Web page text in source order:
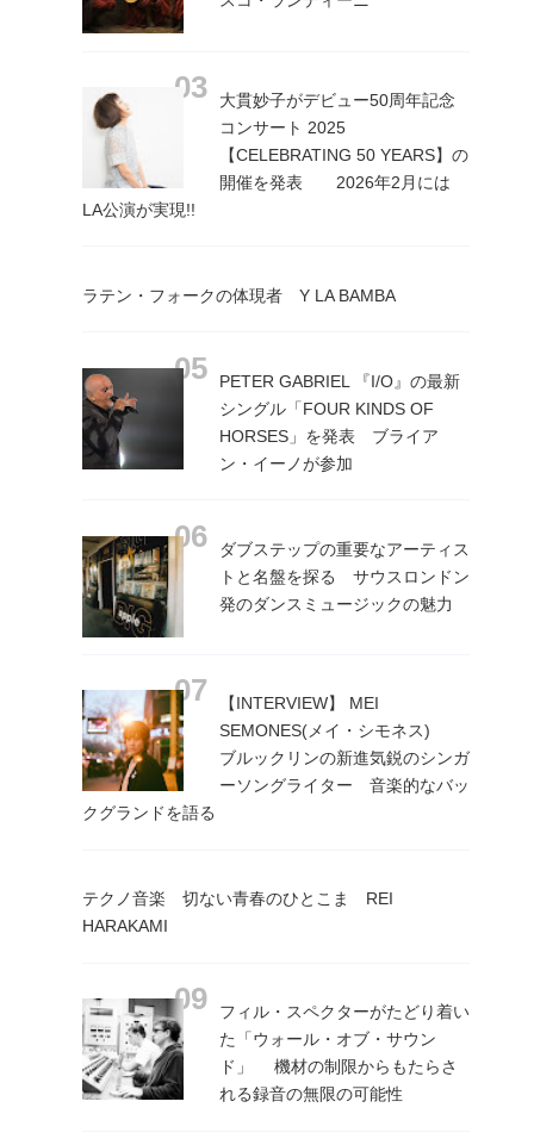
大貫妙子がデビュー50周年記念
コンサート 2025
【CELEBRATING 50 YEARS】の
開催を発表 2026年2月には
LA公演が実現!!
ラテン・フォークの体現者 Y LA BAMBA
PETER GABRIEL 『I/O』の最新
シングル「FOUR KINDS OF
HORSES」を発表 ブライア
ン・イーノが参加
ダブステップの重要なアーティス
トと名盤を探る サウスロンドン
発のダンスミュージックの魅力
【INTERVIEW】 MEI
SEMONES(メイ・シモネス)
ブルックリンの新進気鋭のシンガ
ーソングライター 音楽的なバッ
クグランドを語る
テクノ音楽 切ない青春のひとこま REI
HARAKAMI
フィル・スペクターがたどり着い
た「ウォール・オブ・サウン
ド」 機材の制限からもたらさ
れる録音の無限の可能性